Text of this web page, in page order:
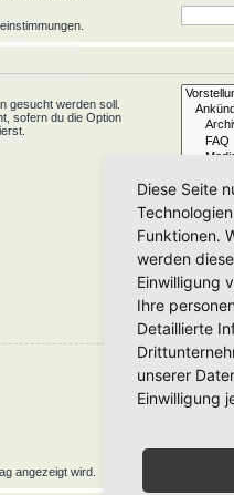
gesucht werden soll.
sofern du die Option
Ja
Nur
Nur
Nur
angezeigt wird.
Diese Seite
Funktionen.
werden
Einwilligung
Ihre
Detaillierte
unserer
Einwilligung